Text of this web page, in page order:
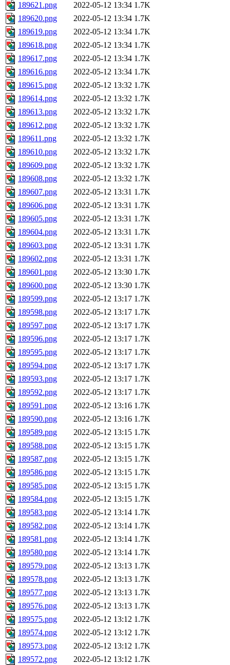
189621.png
2022-05-12 13:34 1.7K
189620.png
2022-05-12 13:34 1.7K
189619.png
2022-05-12 13:34 1.7K
189618.png
2022-05-12 13:34 1.7K
189617.png
2022-05-12 13:34 1.7K
189616.png
2022-05-12 13:34 1.7K
189615.png
2022-05-12 13:32 1.7K
189614.png
2022-05-12 13:32 1.7K
189613.png
2022-05-12 13:32 1.7K
189612.png
2022-05-12 13:32 1.7K
189611.png
2022-05-12 13:32 1.7K
189610.png
2022-05-12 13:32 1.7K
189609.png
2022-05-12 13:32 1.7K
189608.png
2022-05-12 13:32 1.7K
189607.png
2022-05-12 13:31 1.7K
189606.png
2022-05-12 13:31 1.7K
189605.png
2022-05-12 13:31 1.7K
189604.png
2022-05-12 13:31 1.7K
189603.png
2022-05-12 13:31 1.7K
189602.png
2022-05-12 13:31 1.7K
189601.png
2022-05-12 13:30 1.7K
189600.png
2022-05-12 13:30 1.7K
189599.png
2022-05-12 13:17 1.7K
189598.png
2022-05-12 13:17 1.7K
189597.png
2022-05-12 13:17 1.7K
189596.png
2022-05-12 13:17 1.7K
189595.png
2022-05-12 13:17 1.7K
189594.png
2022-05-12 13:17 1.7K
189593.png
2022-05-12 13:17 1.7K
189592.png
2022-05-12 13:17 1.7K
189591.png
2022-05-12 13:16 1.7K
189590.png
2022-05-12 13:16 1.7K
189589.png
2022-05-12 13:15 1.7K
189588.png
2022-05-12 13:15 1.7K
189587.png
2022-05-12 13:15 1.7K
189586.png
2022-05-12 13:15 1.7K
189585.png
2022-05-12 13:15 1.7K
189584.png
2022-05-12 13:15 1.7K
189583.png
2022-05-12 13:14 1.7K
189582.png
2022-05-12 13:14 1.7K
189581.png
2022-05-12 13:14 1.7K
189580.png
2022-05-12 13:14 1.7K
189579.png
2022-05-12 13:13 1.7K
189578.png
2022-05-12 13:13 1.7K
189577.png
2022-05-12 13:13 1.7K
189576.png
2022-05-12 13:13 1.7K
189575.png
2022-05-12 13:12 1.7K
189574.png
2022-05-12 13:12 1.7K
189573.png
2022-05-12 13:12 1.7K
189572.png
2022-05-12 13:12 1.7K